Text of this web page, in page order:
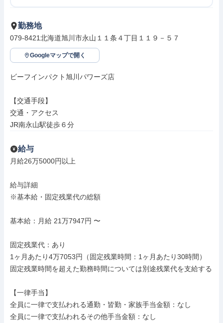
勤務地
079-8421北海道旭川市永山１１条４丁目１１９－５７
Googleマップで開く
ビーフインパクト旭川パワーズ店
【交通手段】
交通・アクセス
JR南永山駅徒歩６分
給与
月給26万5000円以上
給与詳細
※基本給・固定残業代の総額
基本給：月給 21万7947円 〜
固定残業代：あり
1ヶ月あたり4万7053円（固定残業時間：1ヶ月あたり30時間）
固定残業時間を超えた勤務時間については別途残業代を支給する
【一律手当】
全員に一律で支払われる通勤・皆勤・家族手当金額：なし
全員に一律で支払われるその他手当金額：なし